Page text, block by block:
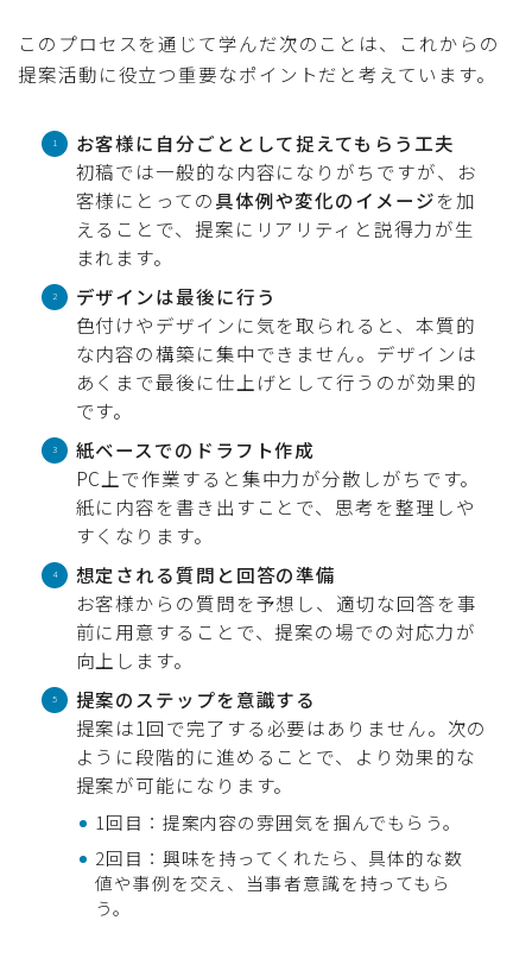
このプロセスを通じて学んだ次のことは、これからの
提案活動に役立つ重要なポイントだと考えています。
お客様に自分ごととして捉えてもらう工夫
初稿では一般的な内容になりがちですが、お
客様にとっての具体例や変化のイメージを加
えることで、提案にリアリティと説得力が生
まれます。
デザインは最後に行う
色付けやデザインに気を取られると、本質的
な内容の構築に集中できません。デザインは
あくまで最後に仕上げとして行うのが効果的
です。
紙ベースでのドラフト作成
PC上で作業すると集中力が分散しがちです。
紙に内容を書き出すことで、思考を整理しや
すくなります。
想定される質問と回答の準備
お客様からの質問を予想し、適切な回答を事
前に用意することで、提案の場での対応力が
向上します。
提案のステップを意識する
提案は1回で完了する必要はありません。次の
ように段階的に進めることで、より効果的な
提案が可能になります。
1回目：提案内容の雰囲気を掴んでもらう。
2回目：興味を持ってくれたら、具体的な数
値や事例を交え、当事者意識を持ってもら
う。